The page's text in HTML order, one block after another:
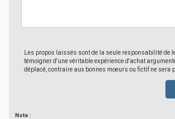
Les propos laissés sont de la seule responsabilité de
témoigner d'une véritable expérience d'achat
déplacé, contraire aux bonnes moeurs ou fictif ne sera
Note :